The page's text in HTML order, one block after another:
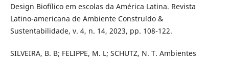
Design Biofílico em escolas da América Latina. Revista
Latino-americana de Ambiente Construído &
Sustentabilidade, v. 4, n. 14, 2023, pp. 108-122.
SILVEIRA, B. B; FELIPPE, M. L; SCHUTZ, N. T. Ambientes